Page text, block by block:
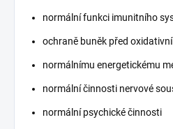
normální funkci imunitního
ochraně buněk před
normálnímu energetickému
normální činnosti nervové
normální psychické činnosti